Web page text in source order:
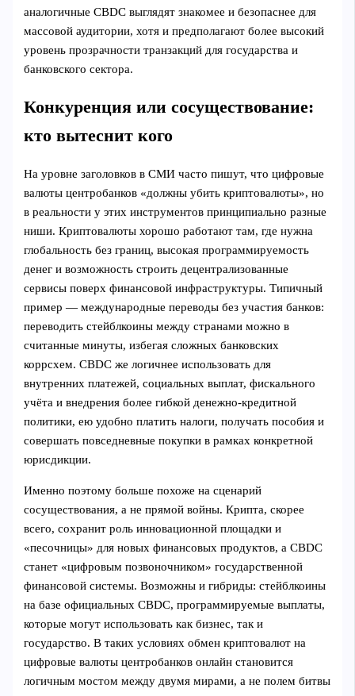
аналогичные CBDC выглядят знакомее и безопаснее для
массовой аудитории, хотя и предполагают более высокий
уровень прозрачности транзакций для государства и
банковского сектора.
Конкуренция или сосуществование:
кто вытеснит кого
На уровне заголовков в СМИ часто пишут, что цифровые
валюты центробанков «должны убить криптовалюты», но
в реальности у этих инструментов принципиально разные
ниши. Криптовалюты хорошо работают там, где нужна
глобальность без границ, высокая программируемость
денег и возможность строить децентрализованные
сервисы поверх финансовой инфраструктуры. Типичный
пример — международные переводы без участия банков:
переводить стейблкоины между странами можно в
считанные минуты, избегая сложных банковских
коррсхем. CBDC же логичнее использовать для
внутренних платежей, социальных выплат, фискального
учёта и внедрения более гибкой денежно-кредитной
политики, ею удобно платить налоги, получать пособия и
совершать повседневные покупки в рамках конкретной
юрисдикции.
Именно поэтому больше похоже на сценарий
сосуществования, а не прямой войны. Крипта, скорее
всего, сохранит роль инновационной площадки и
«песочницы» для новых финансовых продуктов, а CBDC
станет «цифровым позвоночником» государственной
финансовой системы. Возможны и гибриды: стейблкоины
на базе официальных CBDC, программируемые выплаты,
которые могут использовать как бизнес, так и
государство. В таких условиях обмен криптовалют на
цифровые валюты центробанков онлайн становится
логичным мостом между двумя мирами, а не полем битвы